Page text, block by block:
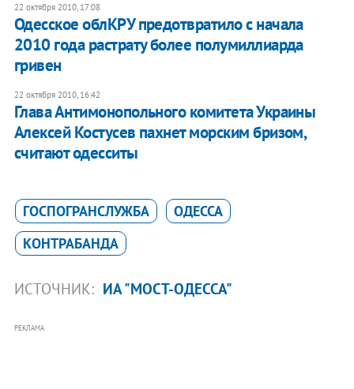
22 октября 2010, 17:08
Одесское облКРУ предотвратило с начала
2010 года растрату более полумиллиарда
гривен
22 октября 2010, 16:42
Глава Антимонопольного комитета Украины
Алексей Костусев пахнет морским бризом,
считают одесситы
ГОСПОГРАНСЛУЖБА
ОДЕССА
КОНТРАБАНДА
ИСТОЧНИК: ИА "МОСТ-ОДЕССА"
РЕКЛАМА